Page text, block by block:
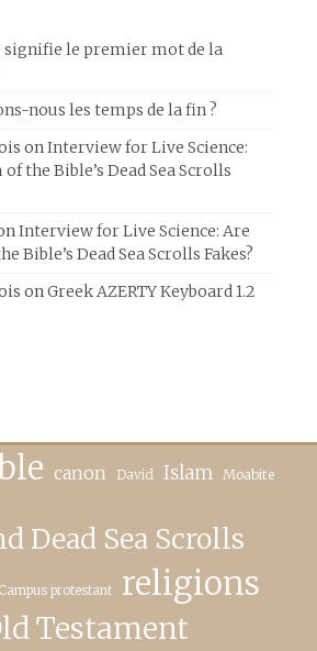
signifie le premier mot de la
nous les temps de la fin ?
onInterview for Live Science:
the Bible’s Dead Sea Scrolls
Interview for Live Science: Are
Bible’s Dead Sea Scrolls Fakes?
onGreek AZERTY Keyboard 1.2
canon David Islam Moabite
Dead Sea Scrolls
protestant religions
Testament